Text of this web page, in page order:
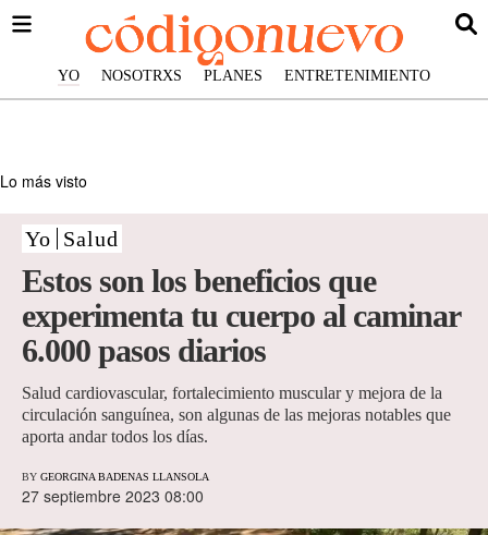
YO NOSOTRXS PLANES ENTRETENIMIENTO
Lo más visto
Yo Salud
Estos son los beneficios que
experimenta tu cuerpo al caminar
6.000 pasos diarios
Salud cardiovascular, fortalecimiento muscular y mejora de la
circulación sanguínea, son algunas de las mejoras notables que
aporta andar todos los días.
BY GEORGINA BADENAS LLANSOLA
27 septiembre 2023 08:00